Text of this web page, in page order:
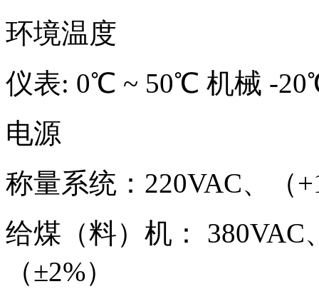
环境温度
仪表: 0℃ ~ 50℃ 机械 -
电源
称量系统： 220VAC、（
给煤（料）机：
380VAC
（±2%）